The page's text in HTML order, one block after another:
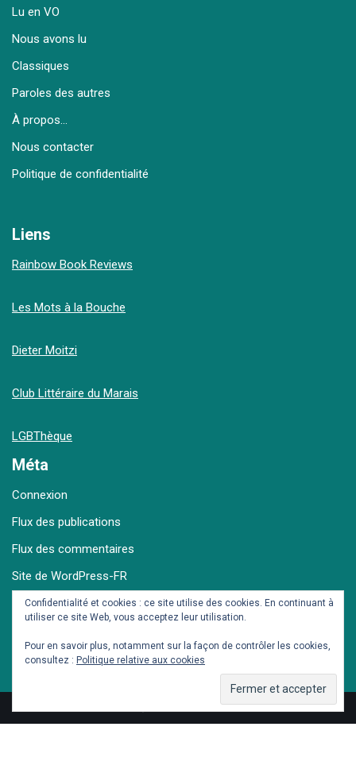
Lu en VO
Nous avons lu
Classiques
Paroles des autres
À propos…
Nous contacter
Politique de confidentialité
Liens
Rainbow Book Reviews
Les Mots à la Bouche
Dieter Moitzi
Club Littéraire du Marais
LGBThèque
Méta
Connexion
Flux des publications
Flux des commentaires
Site de WordPress-FR
© Dieter et Seb
Confidentialité et cookies : ce site utilise des cookies. En continuant à
utiliser ce site Web, vous acceptez leur utilisation.
Pour en savoir plus, notamment sur la façon de contrôler les cookies,
consultez : Politique relative aux cookies